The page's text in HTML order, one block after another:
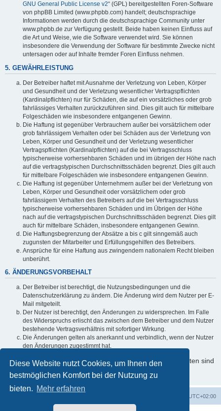
Diese Website nutzt Cookies, um Ihnen den
bestmöglichen Komfort bei der Nutzung zu
bieten. Mehr erfahren
GNU General Public License v2“ (GPL) bereitgestellten Foren-Software
von phpBB Limited (www.phpbb.com) handelt; deutschsprachige
Informationen werden durch die deutschsprachige Community unter
www.phpbb.de zur Verfügung gestellt. Beide haben keinen Einfluss auf
die Art und Weise, wie die Software verwendet wird. Sie können
insbesondere die Verwendung der Software für bestimmte Zwecke nicht
untersagen oder auf Inhalte fremder Foren Einfluss nehmen.
5. GEWÄHRLEISTUNG
Der Betreiber haftet mit Ausnahme der Verletzung von Leben, Körper
und Gesundheit und der Verletzung wesentlicher Vertragspflichten
(Kardinalpflichten) nur für Schäden, die auf ein vorsätzliches oder grob
fahrlässiges Verhalten zurückzuführen sind. Dies gilt auch für mittelbare
Folgeschäden wie insbesondere entgangenen Gewinn.
Die Haftung ist gegenüber Verbrauchern außer bei vorsätzlichem oder
grob fahrlässigem Verhalten oder bei Schäden aus der Verletzung von
Leben, Körper und Gesundheit und der Verletzung wesentlicher
Vertragspflichten (Kardinalpflichten) auf die bei Vertragsschluss
typischerweise vorhersehbaren Schäden und im übrigen der Höhe nach
auf die vertragstypischen Durchschnittsschäden begrenzt. Dies gilt auch
für mittelbare Folgeschäden wie insbesondere entgangenen Gewinn.
Die Haftung ist gegenüber Unternehmern außer bei der Verletzung von
Leben, Körper und Gesundheit oder vorsätzlichem oder grob
fahrlässigem Verhalten des Betreibers auf die bei Vertragsschluss
typischerweise vorhersehbaren Schäden und im Übrigen der Höhe
nach auf die vertragstypischen Durchschnittsschäden begrenzt. Dies gilt
auch für mittelbare Schäden, insbesondere entgangenen Gewinn.
Die Haftungsbegrenzung der Absätze a bis c gilt sinngemäß auch
zugunsten der Mitarbeiter und Erfüllungsgehilfen des Betreibers.
Ansprüche für eine Haftung aus zwingendem nationalem Recht bleiben
unberührt.
6. ÄNDERUNGSVORBEHALT
Der Betreiber ist berechtigt, die Nutzungsbedingungen und die
Datenschutzerklärung zu ändern. Die Änderung wird dem Nutzer per E-
Mail mitgeteilt.
Der Nutzer ist berechtigt, den Änderungen zu widersprechen. Im Falle
des Widerspruchs erlischt das zwischen dem Betreiber und dem Nutzer
bestehende Vertragsverhältnis mit sofortiger Wirkung.
Die Änderungen gelten als anerkannt und verbindlich, wenn der Nutzer
den Änderungen zugestimmt hat.
Informationen über den Umgang mit Ihren persönlichen Daten sind
in der Datenschutzerklärung enthalten.
UTC+02:00